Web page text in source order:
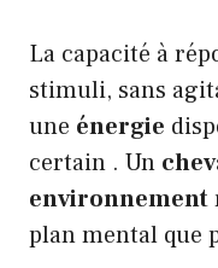
La capacité à
stimuli, sans
une énergie
certain . Un
environnement
plan mental que